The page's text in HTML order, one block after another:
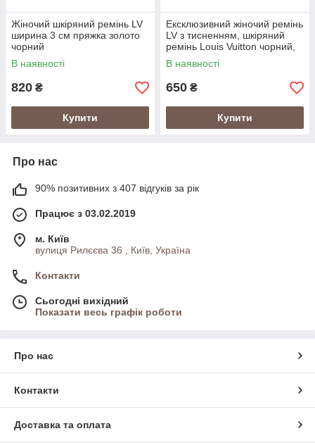
Жіночий шкіряний ремінь LV
ширина 3 см пряжка золото
чорний
В наявності
820 ₴
Купити
Ексклюзивний жіночий ремінь
LV з тисненням, шкіряний
ремінь Louis Vuitton чорний,
пояс Луї Вітон для дівчини
В наявності
650 ₴
Купити
Про нас
90% позитивних з 407 відгуків за рік
Працює з 03.02.2019
м. Київ
вулиця Рилєєва 36 , Київ, Україна
Контакти
Сьогодні вихідний
Показати весь графік роботи
Про нас
Контакти
Доставка та оплата